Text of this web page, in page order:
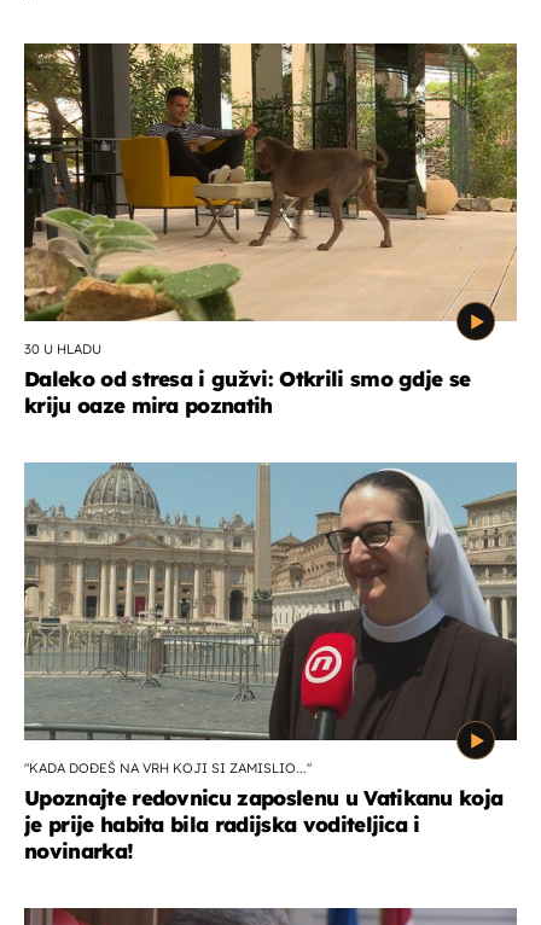
30 U HLADU
Daleko od stresa i gužvi: Otkrili smo gdje se
kriju oaze mira poznatih
"KADA DOĐEŠ NA VRH KOJI SI ZAMISLIO..."
Upoznajte redovnicu zaposlenu u Vatikanu koja
je prije habita bila radijska voditeljica i
novinarka!